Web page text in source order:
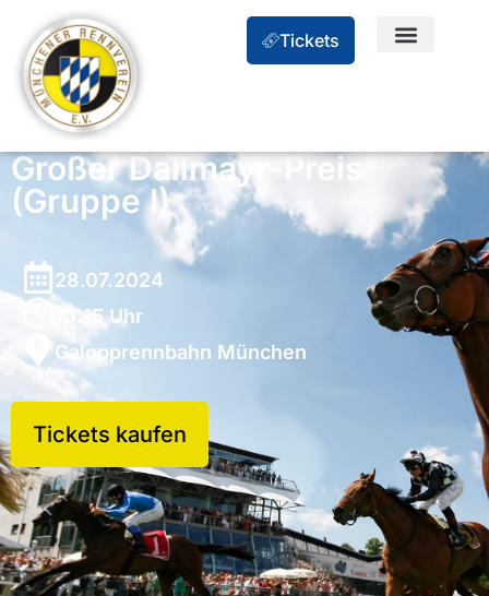
Tickets
Großer Dallmayr-Preis
(Gruppe I)
28.07.2024
10:15 Uhr
Galopprennbahn München
Tickets kaufen